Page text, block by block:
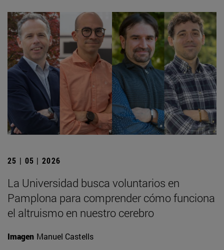
25 | 05 | 2026
La Universidad busca voluntarios en
Pamplona para comprender cómo funciona
el altruismo en nuestro cerebro
Imagen Manuel Castells